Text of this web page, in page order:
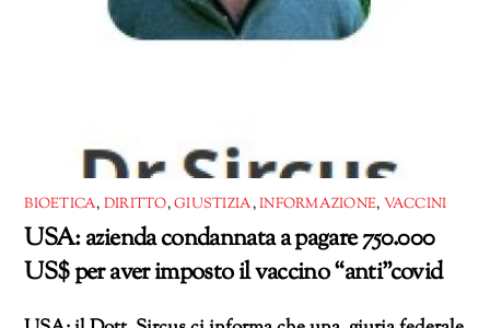
BIOETICA, DIRITTO,GIUSTIZIA,INFORMAZIONE, VACCINI
USA: azienda condannata a pagare 750.000
US$ per aver imposto il vaccino “anti”covid